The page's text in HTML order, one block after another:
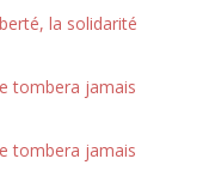
la solidarité
tombera jamais
tombera jamais